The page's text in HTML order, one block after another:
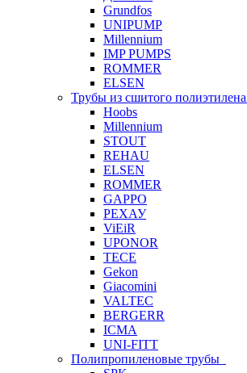
Grundfos
UNIPUMP
Millennium
IMP PUMPS
ROMMER
ELSEN
Трубы из сшитого полиэтилена
Hoobs
Millennium
STOUT
REHAU
ELSEN
ROMMER
GAPPO
РЕХАУ
ViEiR
UPONOR
TECE
Gekon
Giacomini
VALTEC
BERGERR
ICMA
UNI-FITT
Полипропиленовые трубы